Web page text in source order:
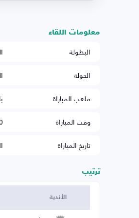
معلومات اللقاء
البطولة
الجولة
ملعب المباراة
وقت المباراة
تاريخ المباراة
ترتيب
الأندية